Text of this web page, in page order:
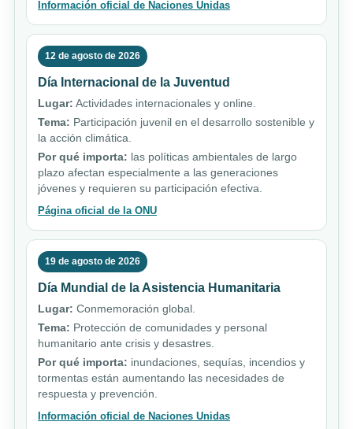
Información oficial de Naciones Unidas
12 de agosto de 2026
Día Internacional de la Juventud
Lugar: Actividades internacionales y online.
Tema: Participación juvenil en el desarrollo sostenible y
la acción climática.
Por qué importa: las políticas ambientales de largo
plazo afectan especialmente a las generaciones
jóvenes y requieren su participación efectiva.
Página oficial de la ONU
19 de agosto de 2026
Día Mundial de la Asistencia Humanitaria
Lugar: Conmemoración global.
Tema: Protección de comunidades y personal
humanitario ante crisis y desastres.
Por qué importa: inundaciones, sequías, incendios y
tormentas están aumentando las necesidades de
respuesta y prevención.
Información oficial de Naciones Unidas